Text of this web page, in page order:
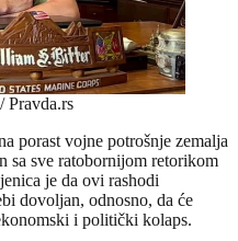
Pravda.rs
porast vojne potrošnje zemalja
sa sve ratobornijom retorikom
je da ovi rashodi
dovoljan, odnosno, da će
i politički kolaps.